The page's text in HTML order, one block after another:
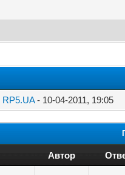
RP5.UA- 10-04-2011, 19:05
Автор